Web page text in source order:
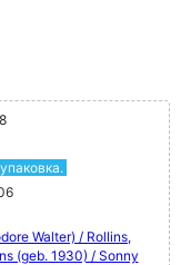
Walter) / Rollins,
(geb. 1930) / Sonny